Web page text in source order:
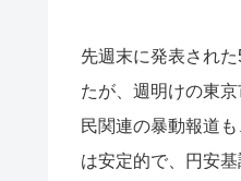
先週末に発表され
たが、週明けの東
民関連の暴動報道
は安定的で、円安